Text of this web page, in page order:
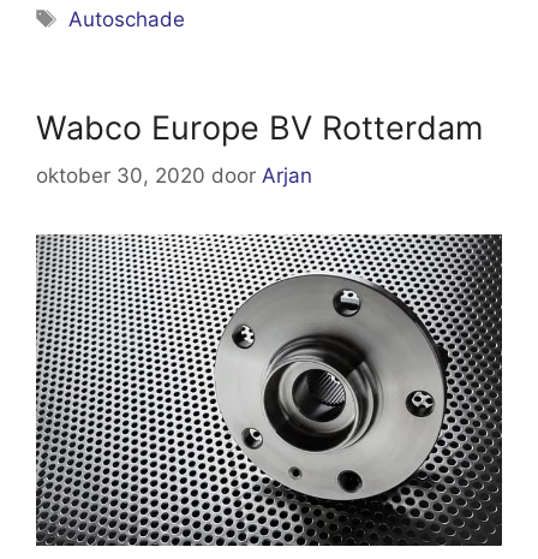
Tags
Autoschade
Wabco Europe BV Rotterdam
oktober 30, 2020 door Arjan